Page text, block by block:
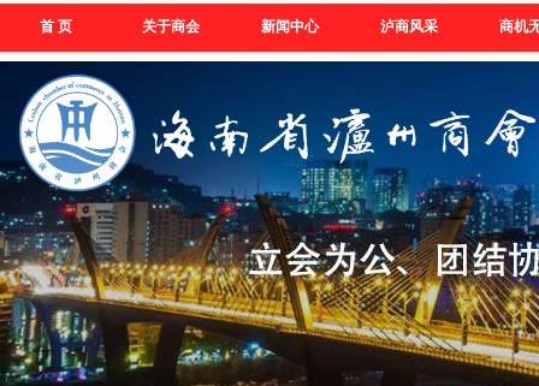
首 页 关于商会 新闻中心 泸商风采 商机